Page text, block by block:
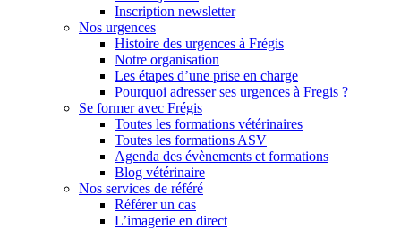
Inscription newsletter
Nos urgences
Histoire des urgences à Frégis
Notre organisation
Les étapes d’une prise en charge
Pourquoi adresser ses urgences à Fregis ?
Se former avec Frégis
Toutes les formations vétérinaires
Toutes les formations ASV
Agenda des évènements et formations
Blog vétérinaire
Nos services de référé
Référer un cas
L’imagerie en direct